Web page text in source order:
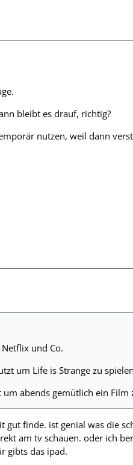
bleibt es drauf, richtig?
nutzen, weil dann
und Co.
um Life is Strange zu
abends gemütlich ein Film
gut finde. ist genial was die
am tv schauen. oder ich
gibts das ipad.